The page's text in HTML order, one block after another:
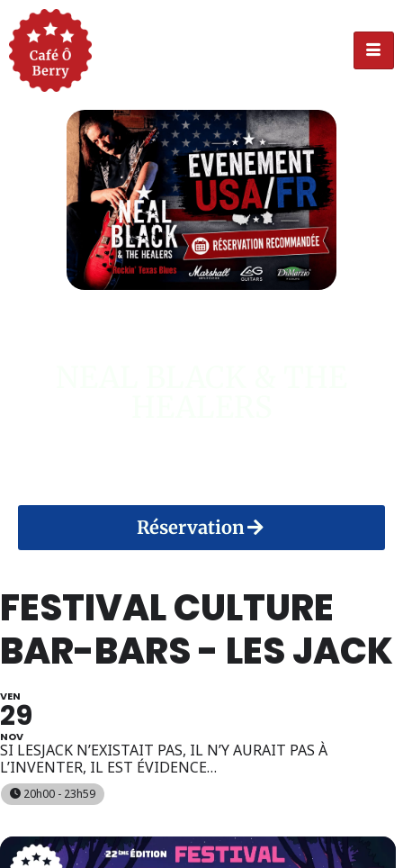
Réservation
FESTIVAL CULTURE
BAR-BARS - LES JACK
VEN
29
NOV
SI LESJACK N’EXISTAIT PAS, IL N’Y AURAIT PAS À
L’INVENTER, IL EST ÉVIDENCE…
20h00 - 23h59